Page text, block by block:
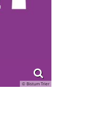
© Bistum Trier